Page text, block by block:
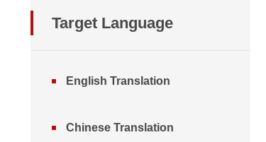
Target Language
English Translation
Chinese Translation